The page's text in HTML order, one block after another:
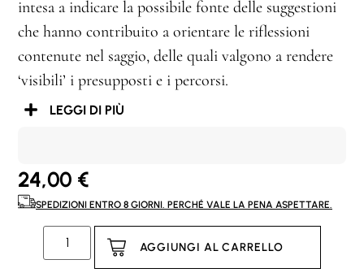
intesa a indicare la possibile fonte delle suggestioni
che hanno contribuito a orientare le riflessioni
contenute nel saggio, delle quali valgono a rendere
‘visibili’ i presupposti e i percorsi.
LEGGI DI PIÙ
24,00 €
SPEDIZIONI ENTRO 8 GIORNI. PERCHÉ VALE LA PENA ASPETTARE.
AGGIUNGI AL CARRELLO